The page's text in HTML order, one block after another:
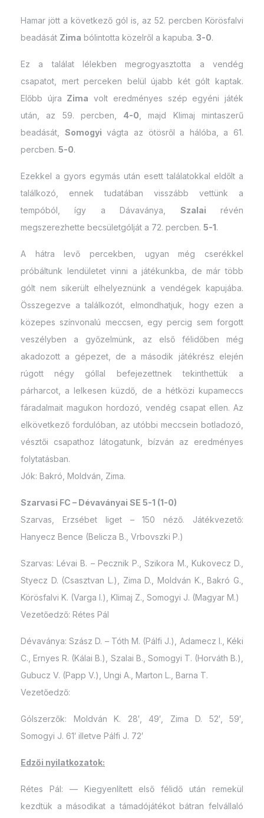
Hamar jött a következő gól is, az 52. percben Körösfalvi
beadását Zima bólintotta közelről a kapuba. 3-0.
Ez a találat lélekben megrogyasztotta a vendég
csapatot, mert perceken belül újabb két gólt kaptak.
Előbb újra Zima volt eredményes szép egyéni játék
után, az 59. percben, 4-0 , majd Klimaj mintaszerű
beadását, Somogyi vágta az ötösről a hálóba, a 61.
percben. 5-0.
Ezekkel a gyors egymás után esett találatokkal eldőlt a
találkozó, ennek tudatában visszább vettünk a
tempóból, így a Dávaványa, Szalai révén
megszerezhette becsületgólját a 72. percben. 5-1.
A hátra levő percekben, ugyan még cserékkel
próbáltunk lendületet vinni a játékunkba, de már több
gólt nem sikerült elhelyeznünk a vendégek kapujába.
Összegezve a találkozót, elmondhatjuk, hogy ezen a
közepes színvonalú meccsen, egy percig sem forgott
veszélyben a győzelmünk, az első félidőben még
akadozott a gépezet, de a második játékrész elején
rúgott négy góllal befejezettnek tekinthettük a
párharcot, a lelkesen küzdő, de a hétközi kupameccs
fáradalmait magukon hordozó, vendég csapat ellen. Az
elkövetkező fordulóban, az utóbbi meccsein botladozó,
vésztői csapathoz látogatunk, bízván az eredményes
folytatásban.
Jók: Bakró, Moldván, Zima.
Szarvasi FC – Dévaványai SE 5-1 (1-0)
Szarvas, Erzsébet liget – 150 néző. Játékvezető:
Hanyecz Bence (Belicza B., Vrbovszki P.)
Szarvas: Lévai B. – Pecznik P., Szikora M., Kukovecz D.,
Styecz D. (Csasztvan L.), Zima D., Moldván K., Bakró G.,
Körösfalvi K. (Varga I.), Klimaj Z., Somogyi J. (Magyar M.)
Vezetőedző: Rétes Pál
Dévaványa: Szász D. – Tóth M. (Pálfi J.), Adamecz I., Kéki
C., Ernyes R. (Kálai B.), Szalai B., Somogyi T. (Horváth B.),
Gubucz V. (Papp V.), Ungi A., Marton L., Barna T.
Vezetőedző:
Gólszerzők: Moldván K. 28′, 49′, Zima D. 52′, 59′,
Somogyi J. 61′ illetve Pálfi J. 72′
Edzői nyilatkozatok:
Rétes Pál: — Kiegyenlített első félidő után remekül
kezdtük a másodikat a támadójátékot bátran felvállaló